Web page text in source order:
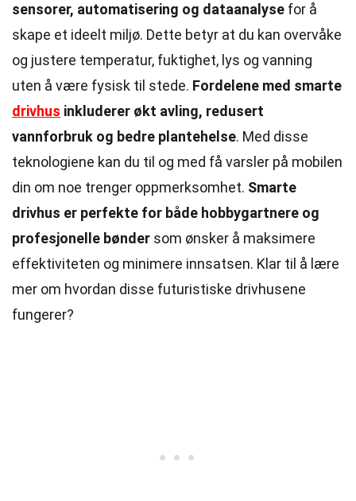
sensorer, automatisering og dataanalyse for å
skape et ideelt miljø. Dette betyr at du kan overvåke
og justere temperatur, fuktighet, lys og vanning
uten å være fysisk til stede. Fordelene med smarte
drivhus inkluderer økt avling, redusert
vannforbruk og bedre plantehelse. Med disse
teknologiene kan du til og med få varsler på mobilen
din om noe trenger oppmerksomhet. Smarte
drivhus er perfekte for både hobbygartnere og
profesjonelle bønder som ønsker å maksimere
effektiviteten og minimere innsatsen. Klar til å lære
mer om hvordan disse futuristiske drivhusene
fungerer?